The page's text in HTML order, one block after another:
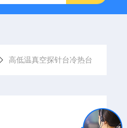
高低温真空探针台冷热台